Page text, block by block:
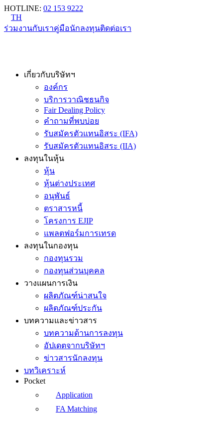
HOTLINE: 02 153 9222
TH
ร่วมงานกับเราคู่มือนักลงทุนติดต่อเรา
เกี่ยวกับบริษัทฯ
องค์กร
บริการวาณิชธนกิจ
Fair Dealing Policy
คำถามที่พบบ่อย
รับสมัครตัวแทนอิสระ (IFA)
รับสมัครตัวแทนอิสระ (IIA)
ลงทุนในหุ้น
หุ้น
หุ้นต่างประเทศ
อนุพันธ์
ตราสารหนี้
โครงการ EJIP
แพลตฟอร์มการเทรด
ลงทุนในกองทุน
กองทุนรวม
กองทุนส่วนบุคคล
วางแผนการเงิน
ผลิตภัณฑ์น่าสนใจ
ผลิตภัณฑ์ประกัน
บทความและข่าวสาร
บทความด้านการลงทุน
อัปเดตจากบริษัทฯ
ข่าวสารนักลงทุน
บทวิเคราะห์
Pocket
Application
FA Matching